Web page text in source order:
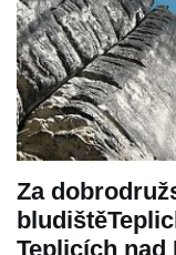
Za
Teplicích nad